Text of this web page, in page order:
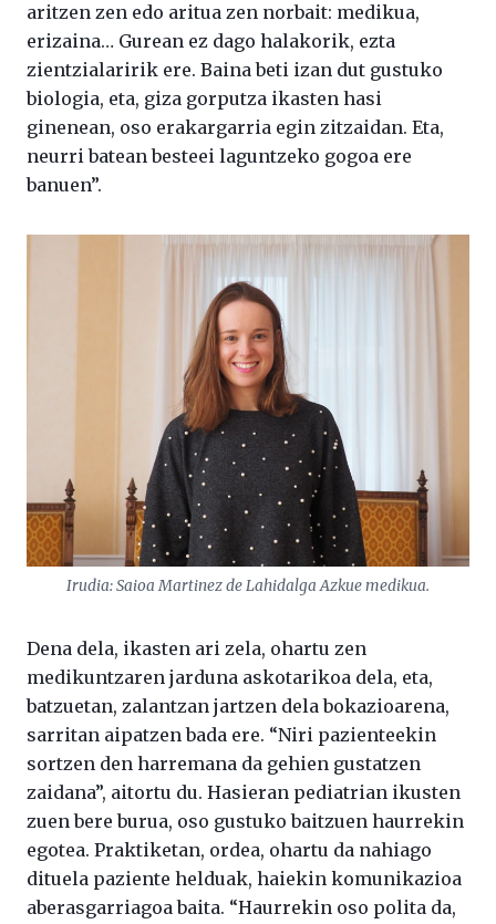
aritzen zen edo aritua zen norbait: medikua,
erizaina… Gurean ez dago halakorik, ezta
zientzialaririk ere. Baina beti izan dut gustuko
biologia, eta, giza gorputza ikasten hasi
ginenean, oso erakargarria egin zitzaidan. Eta,
neurri batean besteei laguntzeko gogoa ere
banuen”.
Irudia: Saioa Martinez de Lahidalga Azkue medikua.
Dena dela, ikasten ari zela, ohartu zen
medikuntzaren jarduna askotarikoa dela, eta,
batzuetan, zalantzan jartzen dela bokazioarena,
sarritan aipatzen bada ere. “Niri pazienteekin
sortzen den harremana da gehien gustatzen
zaidana”, aitortu du. Hasieran pediatrian ikusten
zuen bere burua, oso gustuko baitzuen haurrekin
egotea. Praktiketan, ordea, ohartu da nahiago
dituela paziente helduak, haiekin komunikazioa
aberasgarriagoa baita. “Haurrekin oso polita da,